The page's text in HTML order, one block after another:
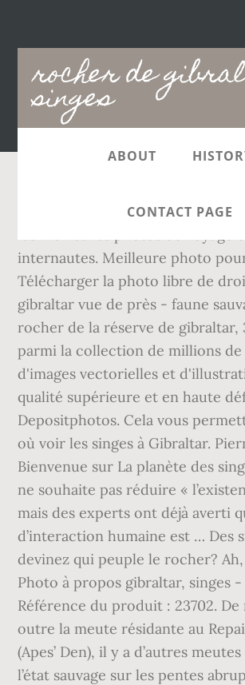
rocher de
singes
Main
navigation
ABOUT
CONTACT PAGE
Singes du Gibraltar. Sur
internautes. Meilleure photo
Télécharger la photo libre de
gibraltar vue de près - faune
rocher de la réserve de gibraltar,
parmi la collection de millions
d'images vectorielles et
qualité supérieure et en haute
Depositphotos. Cela vous
où voir les singes à Gibraltar.
Bienvenue sur La planète des
ne souhaite pas réduire «
mais des experts ont déjà averti
d’interaction humaine est … Des
devinez qui peuple le rocher?
Photo à propos gibraltar, singes -
Référence du produit : 23702. De
outre la meute résidante au
(Apes’ Den), il y a d’autres
l’état sauvage sur les pentes